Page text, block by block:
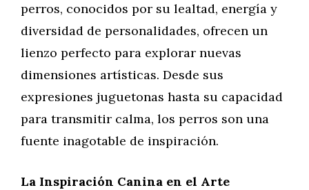
perros, conocidos por su lealtad, energía y
diversidad de personalidades, ofrecen un
lienzo perfecto para explorar nuevas
dimensiones artísticas. Desde sus
expresiones juguetonas hasta su capacidad
para transmitir calma, los perros son una
fuente inagotable de inspiración.
La Inspiración Canina en el Arte